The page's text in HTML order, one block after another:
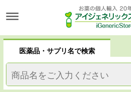
医薬品・サプリ名で検索